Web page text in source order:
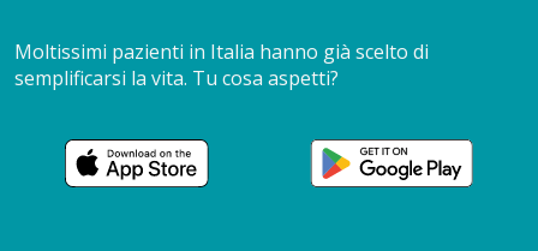
Moltissimi pazienti in Italia hanno già scelto di
semplificarsi la vita. Tu cosa aspetti?